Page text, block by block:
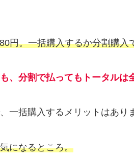
円。一括購入するか分割購入
、分割で払ってもトータルは
一括購入するメリットはあり
になるところ。